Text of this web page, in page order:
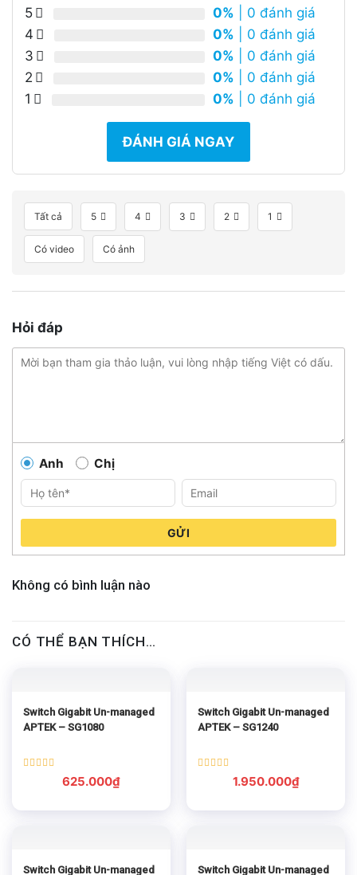
5 0% | 0 đánh giá
4
0% | 0 đánh giá
3
0% | 0 đánh giá
2
0% | 0 đánh giá
1
0% | 0 đánh giá
ĐÁNH GIÁ NGAY
Tất cả 5 4 3 2 1
Có video Có ảnh
Hỏi đáp
Anh Chị
GỬI
Không có bình luận nào
CÓ THỂ BẠN THÍCH…
Switch Gigabit Un-managed
APTEK – SG1080
Được xếp
5.00625.000₫
Switch Gigabit Un-managed
APTEK – SG1240
Được xếp
5.00
1.950.000₫
Switch Gigabit Un-managed Switch Gigabit Un-managed